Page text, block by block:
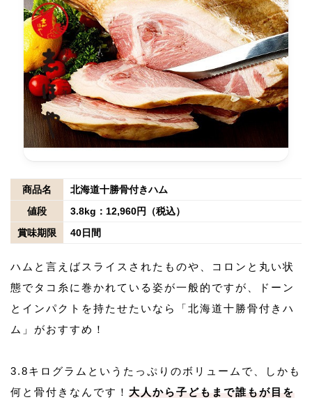
商品名
北海道十勝骨付きハム
値段
3.8kg：12,960円（税込）
賞味期限
40日間
ハムと言えばスライスされたものや、コロンと丸い状
態でタコ糸に巻かれている姿が一般的ですが、ドーン
とインパクトを持たせたいなら「北海道十勝骨付きハ
ム」がおすすめ！
3.8キログラムというたっぷりのボリュームで、しかも
何と骨付きなんです！ 大人から子どもまで誰もが目を